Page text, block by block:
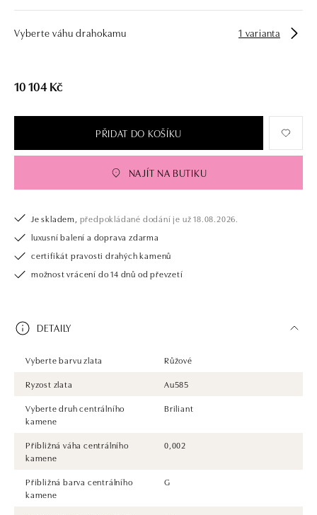
Vyberte váhu drahokamu 1 varianta
10 104 Kč
PŘIDAT DO KOŠÍKU
NAJÍT NA BUTIKU
Je skladem, předpokládané dodání je už 18.08.2026.
luxusní balení a doprava zdarma
certifikát pravosti drahých kamenů
možnost vrácení do 14 dnů od převzetí
DETAILY
Vyberte barvu zlata
Růžové
Ryzost zlata
Au585
Vyberte druh centrálního
kamene
Briliant
Přibližná váha centrálního
kamene
0,002
Přibližná barva centrálního
kamene
G